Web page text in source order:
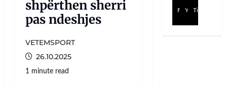
shpërthen sherri
pas ndeshjes
VETEMSPORT
26.10.2025
1 minute read
Facebook
YouTube
TikTok